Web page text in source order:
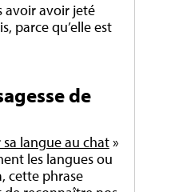
avoir avoir jeté
parce qu’elle est
de
langue au chat»
les langues ou
cette phrase